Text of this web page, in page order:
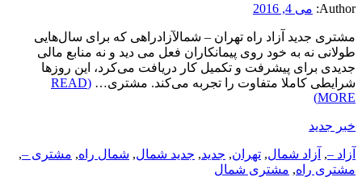
Author: می 4, 2016
مشتری جدید آزاد راه تهران – شمالآزادراهی که برای سال‌هایی
طولانی نه به خود روی پیمانکاران فعل می دید و نه منابع مالی
جدیدی برای پیشرفت و تکمیل کار دریافت می‌کرد، این روزها
شرایطی کاملا متفاوت را تجربه می‌کند. مشتری…
(READ
MORE)
خبر جدید
آزاد –, آزاد شمال, تهران, جدید, جدید شمال, شمال راه, مشتری –,
مشتری راه, مشتری شمال